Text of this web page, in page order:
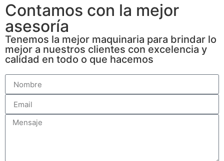
Contamos con la mejor
asesoría
Tenemos la mejor maquinaria para brindar lo
mejor a nuestros clientes con excelencia y
calidad en todo o que hacemos